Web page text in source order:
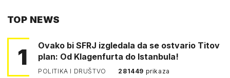
TOP NEWS
1
Ovako bi SFRJ izgledala da se ostvario Titov
plan: Od Klagenfurta do Istanbula!
POLITIKA I DRUŠTVO 281449 prikaza